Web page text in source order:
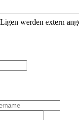
werden extern